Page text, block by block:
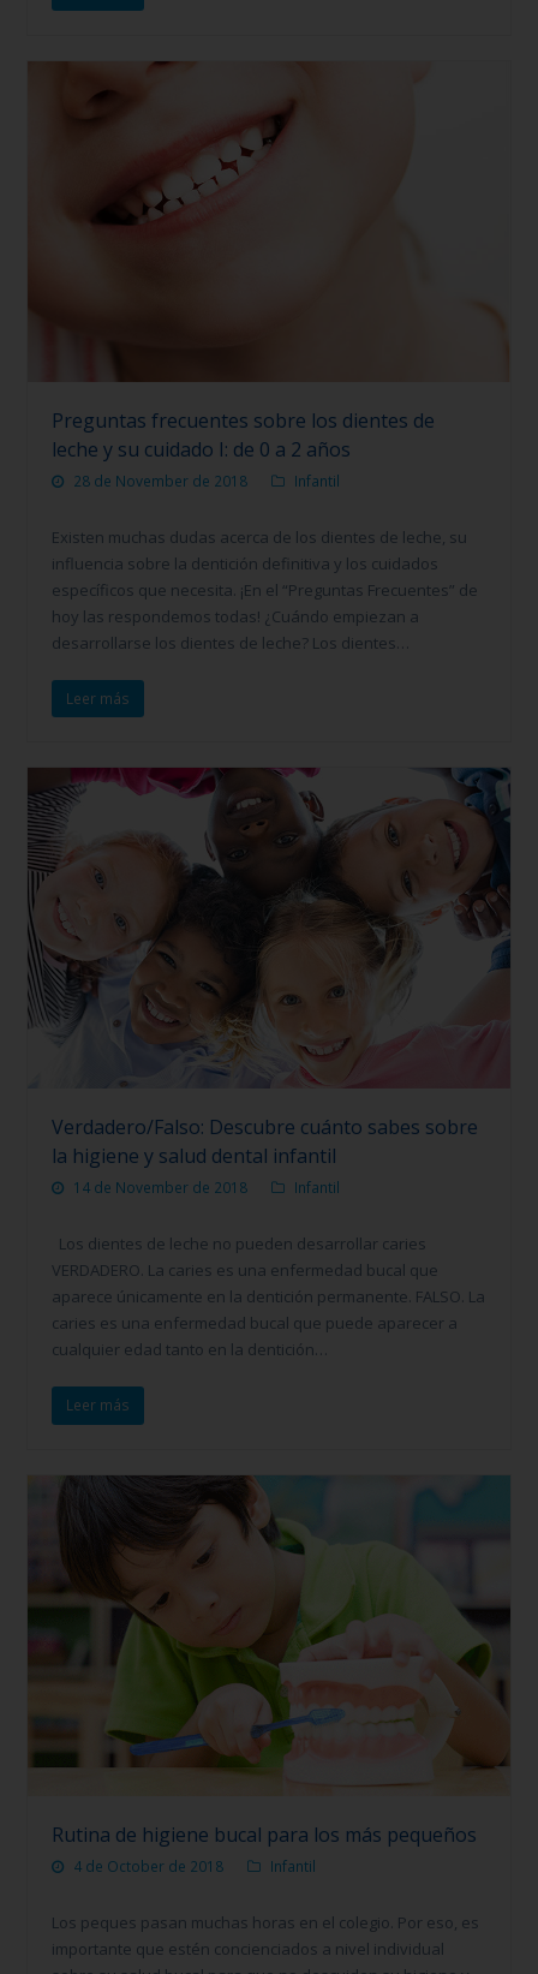
Preguntas frecuentes sobre los dientes de
leche y su cuidado I: de 0 a 2 años
28 de November de 2018 Infantil
Existen muchas dudas acerca de los dientes de leche, su
influencia sobre la dentición definitiva y los cuidados
específicos que necesita. ¡En el “Preguntas Frecuentes” de
hoy las respondemos todas! ¿Cuándo empiezan a
desarrollarse los dientes de leche? Los dientes…
Leer más
Verdadero/Falso: Descubre cuánto sabes sobre
la higiene y salud dental infantil
14 de November de 2018 Infantil
Los dientes de leche no pueden desarrollar caries
VERDADERO. La caries es una enfermedad bucal que
aparece únicamente en la dentición permanente. FALSO. La
caries es una enfermedad bucal que puede aparecer a
cualquier edad tanto en la dentición…
Leer más
Rutina de higiene bucal para los más pequeños
4 de October de 2018 Infantil
Los peques pasan muchas horas en el colegio. Por eso, es
importante que estén concienciados a nivel individual